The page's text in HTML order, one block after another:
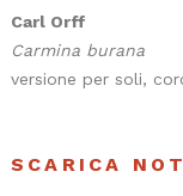
Carl Orff
Carmina burana
versione per soli,
SCARICA